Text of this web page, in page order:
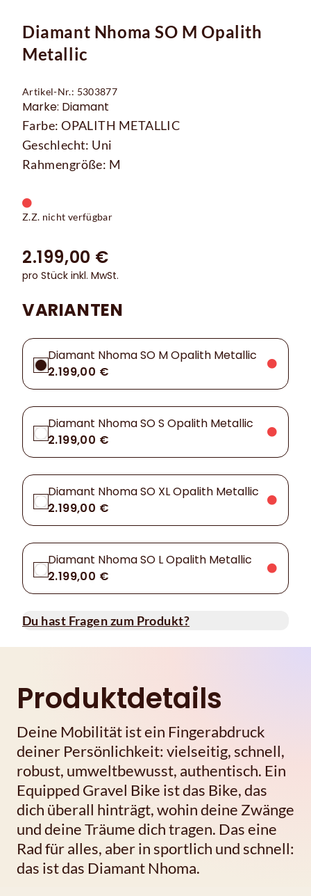
Diamant Nhoma SO M Opalith
Metallic
Artikel-Nr.: 5303877
Marke: Diamant
Farbe: OPALITH METALLIC
Geschlecht: Uni
Rahmengröße: M
Z.Z. nicht verfügbar
2.199,00 €
pro Stück inkl. MwSt.
VARIANTEN
Diamant Nhoma SO M Opalith Metallic
2.199,00 €
Diamant Nhoma SO S Opalith Metallic
2.199,00 €
Diamant Nhoma SO XL Opalith Metallic
2.199,00 €
Diamant Nhoma SO L Opalith Metallic
2.199,00 €
Du hast Fragen zum Produkt?
Produktdetails
Deine Mobilität ist ein Fingerabdruck
deiner Persönlichkeit: vielseitig, schnell,
robust, umweltbewusst, authentisch. Ein
Equipped Gravel Bike ist das Bike, das
dich überall hinträgt, wohin deine Zwänge
und deine Träume dich tragen. Das eine
Rad für alles, aber in sportlich und schnell:
das ist das Diamant Nhoma.